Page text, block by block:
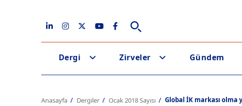
Dergi Zirveler Gündem
Anasayfa Dergiler Ocak 2018 Sayısı Global İK markası olma